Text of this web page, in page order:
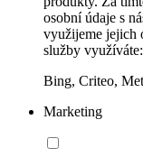
osobní údaje s
využijeme jejich
služby využíváte:
Bing, Criteo,
Marketing